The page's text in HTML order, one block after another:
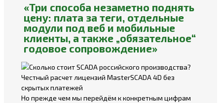
«Три способа незаметно поднять
цену: плата за теги, отдельные
модули под веб и мобильные
клиенты, а также „обязательное“
годовое сопровождение»
Но прежде чем мы перейдём к конкретным цифрам